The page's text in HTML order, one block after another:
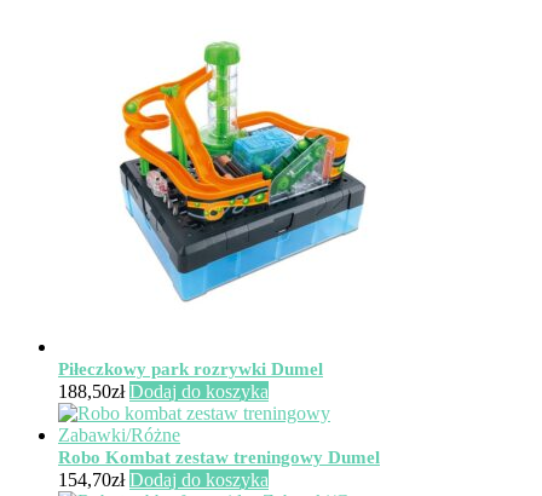
Piłeczkowy park rozrywki Dumel
188,50zł Dodaj do koszyka
Robo Kombat zestaw treningowy Dumel
154,70zł Dodaj do koszyka